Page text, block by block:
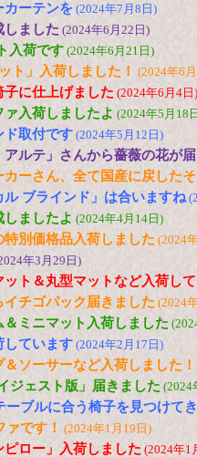
カーテンを (2024年7月8日)
しました (2024年6月22日)
入荷です (2024年6月21日)
ト」入荷しました！ (2024年6
に仕上げました (2024年6月4日)
入荷しましたよ (2024年5月18
ド取付です (2024年5月12日)
ルテ」さんから薔薇の花が
ーさん、全て国産に戻した
ブラインド」は合いますね
ましたよ (2024年4月14日)
別価格品入荷しました (2024
年3月29日)
ト＆丸型マットなど入荷し
チゴパック届きました (2024
ミニマット入荷しました
しています (2024年2月17日)
ソーサーなど入荷しました！
ジェスト版」届きました (2024
ーブルに合う椅子を見つけて
です！ (2024年1月19日)
ピロー」入荷しました (2024年1